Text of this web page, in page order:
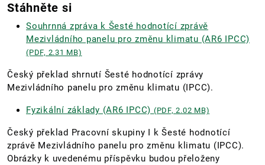
Stáhněte si
Souhrnná zpráva k Šesté hodnotící zprávě
Mezivládního panelu pro změnu klimatu (AR6 IPCC)
(PDF, 2.31 MB)
Český překlad shrnutí Šesté hodnotící zprávy
Mezivládního panelu pro změnu klimatu (IPCC).
Fyzikální základy (AR6 IPCC) (PDF, 2.02 MB)
Český překlad Pracovní skupiny I k Šesté hodnotící
zprávě Mezivládního panelu pro změnu klimatu (IPCC).
Obrázky k uvedenému příspěvku budou přeloženy